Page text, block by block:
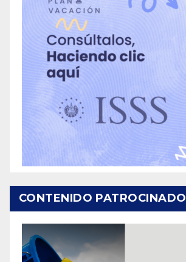
CONTENIDO PATROCINADO